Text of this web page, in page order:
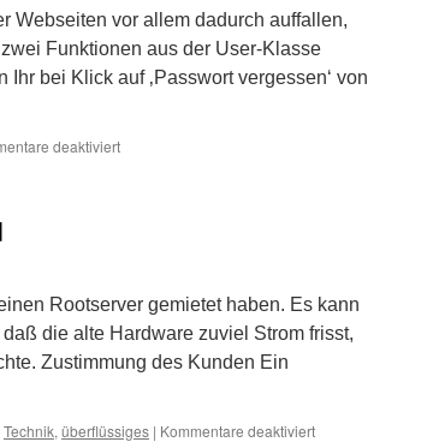
CVE-
2015-
0235
Webseiten vor allem dadurch auffallen,
Funktionen aus der User-Klasse
bei Klick auf ‚Passwort vergessen‘ von
deaktiviertfür
Rootserver gemietet haben. Es kann
die alte Hardware zuviel Strom frisst,
Zustimmung des Kunden Ein
Technik, überflüssiges | Kommentare deaktiviertfür